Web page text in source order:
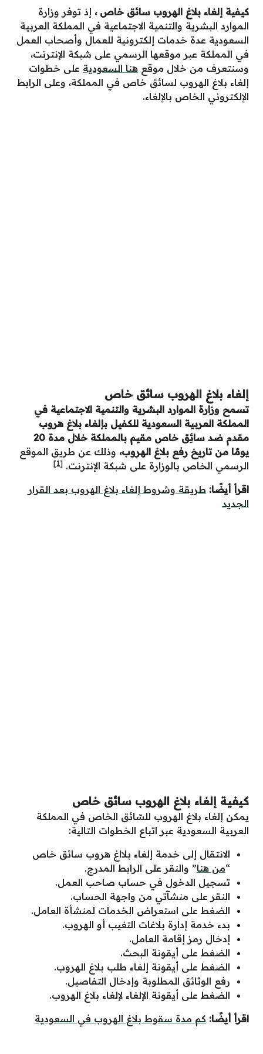
كيفية إلغاء بلاغ الهروب سائق خاص، إذ توفر وزارة
الموارد البشرية والتنمية الاجتماعية في المملكة العربية
السعودية عدة خدمات إلكترونية للعمال وأصحاب العمل
في المملكة عبر موقعها الرسمي على شبكة الإنترنت،
وسنتعرف من خلال موقع هنا السعودية على خطوات
إلغاء بلاغ الهروب لسائق خاص في المملكة، وعلى الرابط
الإلكتروني الخاص بالإلغاء.
إلغاء بلاغ الهروب سائق خاص
تسمح وزارة الموارد البشرية والتنمية الاجتماعية في
المملكة العربية السعودية للكفيل بإلغاء بلاغ هروب
مقدم ضد سائِق خاص مقيم بالمملكة خلال مدة 20
يومًا من تاريخ رفع بلاغ الهروب، وذلك عن طريق الموقع
الرسمي الخاص بالوزارة على شبكة الإنترنت. [1]
اقرأ أيضًا: طريقة وشروط إلغاء بلاغ الهروب بعد القرار
الجديد
كيفية إلغاء بلاغ الهروب سائق خاص
يمكن إلغاء بلاغ الهروب للسّائق الخاص في المملكة
العربية السعودية عبر اتباع الخطوات التالية:
الانتقال إلى خدمة إلغاء بلااغ هروب سائق خاص
“من هنا” والنقر على الرابط المدرج.
تسجيل الدخول في حساب صاحب العمل.
النقر على منشآتي من واجهة الحساب.
الضغط على استعراض الخدمات لمنشأة العامل.
بدء خدمة إدارة بلاغات التغيب أو الهروب.
إدخال رمز إقامة العامل.
الضغط على أيقونة البحث.
الضغط على أيقونة إلغاء طلب بلاغ الهروب.
رفع الوثائق المطلوبة وإدخال التفاصيل.
الضغط على أيقونة الإلغاء لإلغاء بلاغ الهروب.
اقرأ أيضًا: كم مدة سقوط بلاغ الهروب في السعودية